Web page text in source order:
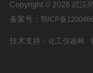
Copyright © 2026 武汉
备案号： 鄂ICP备
技术支持： 化工仪器网